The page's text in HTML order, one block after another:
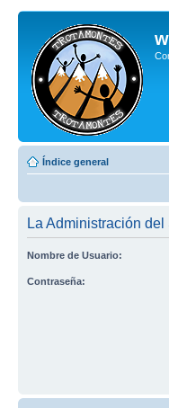
Índice general
La Administración
Nombre de Usuario:
Contraseña: